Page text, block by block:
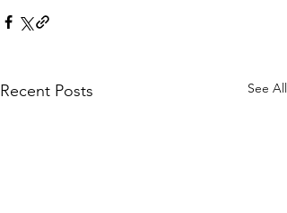
Recent Posts See All